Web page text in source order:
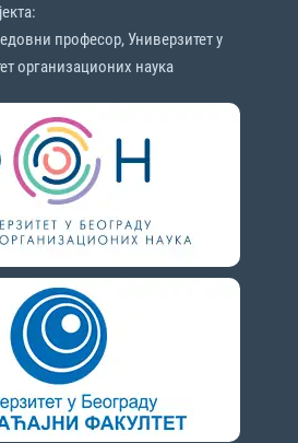
професор, Универзитет у
организационих наука